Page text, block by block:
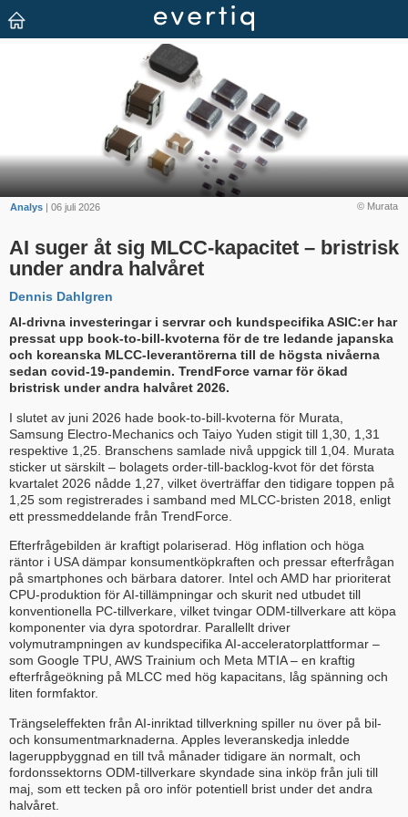
© Murata
Analys | 06 juli 2026
AI suger åt sig MLCC-kapacitet – bristrisk
under andra halvåret
Dennis Dahlgren
AI-drivna investeringar i servrar och kundspecifika ASIC:er har
pressat upp book-to-bill-kvoterna för de tre ledande japanska
och koreanska MLCC-leverantörerna till de högsta nivåerna
sedan covid-19-pandemin. TrendForce varnar för ökad
bristrisk under andra halvåret 2026.
I slutet av juni 2026 hade book-to-bill-kvoterna för Murata,
Samsung Electro-Mechanics och Taiyo Yuden stigit till 1,30, 1,31
respektive 1,25. Branschens samlade nivå uppgick till 1,04. Murata
sticker ut särskilt – bolagets order-till-backlog-kvot för det första
kvartalet 2026 nådde 1,27, vilket överträffar den tidigare toppen på
1,25 som registrerades i samband med MLCC-bristen 2018, enligt
ett pressmeddelande från TrendForce.
Efterfrågebilden är kraftigt polariserad. Hög inflation och höga
räntor i USA dämpar konsumentköpkraften och pressar efterfrågan
på smartphones och bärbara datorer. Intel och AMD har prioriterat
CPU-produktion för AI-tillämpningar och skurit ned utbudet till
konventionella PC-tillverkare, vilket tvingar ODM-tillverkare att köpa
komponenter via dyra spotordrar. Parallellt driver
volymutrampningen av kundspecifika AI-acceleratorplattformar –
som Google TPU, AWS Trainium och Meta MTIA – en kraftig
efterfrågeökning på MLCC med hög kapacitans, låg spänning och
liten formfaktor.
Trängseleffekten från AI-inriktad tillverkning spiller nu över på bil-
och konsumentmarknaderna. Apples leveranskedja inledde
lageruppbyggnad en till två månader tidigare än normalt, och
fordonssektorns ODM-tillverkare skyndade sina inköp från juli till
maj, som ett tecken på oro inför potentiell brist under det andra
halvåret.